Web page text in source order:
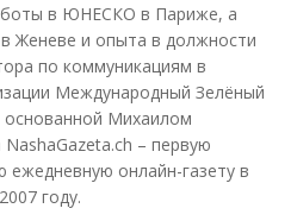
в ЮНЕСКО в Париже, а
Женеве и опыта в должности
по коммуникациям в
Международный Зелёный
основанной Михаилом
– первую
ежедневную онлайн-газету в
году.